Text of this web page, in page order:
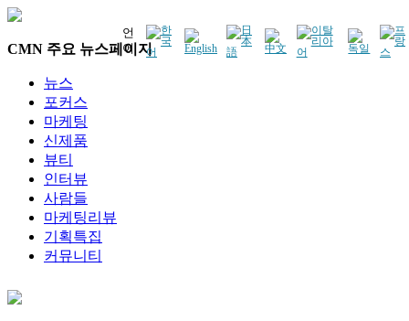
언
어
CMN 주요 뉴스페이지
뉴스
포커스
마케팅
신제품
뷰티
인터뷰
사람들
마케팅리뷰
기획특집
커뮤니티